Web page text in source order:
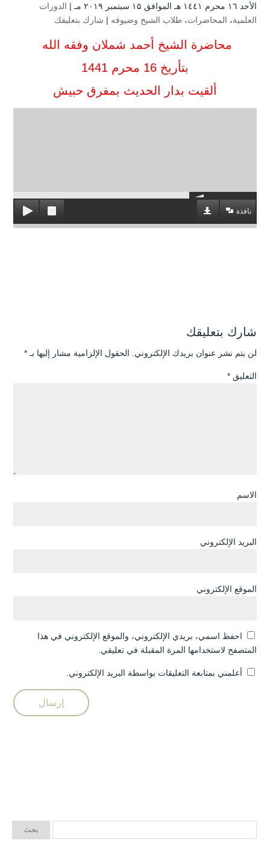
الأحد ۱٦ محرم ۱٤٤۱ هـ الموافق ۱۵ سبتمبر ۲۰۱۹ مـ |
الدورات
العلمية، المحاضرات، طلاب الشيخ وضيوفه | شارك بتعليقك
محاضرة الشيخ أحمد شملان وفقه الله
بتأريخ 16 محرم 1441
ألقيت بدار الحديث بمفرق حبيش
نافذة
شارك بتعليقك
لن يتم نشر عنوان بريدك الإلكتروني. الحقول الإلزامية مشار إليها بـ *
التعليق *
الاسم
البريد الإلكتروني
الموقع الإلكتروني
احفظ اسمي، بريدي الإلكتروني، والموقع الإلكتروني في هذا
المتصفح لاستخدامها المرة المقبلة في تعليقي.
أعلمني بمتابعة التعليقات بواسطة البريد الإلكتروني.